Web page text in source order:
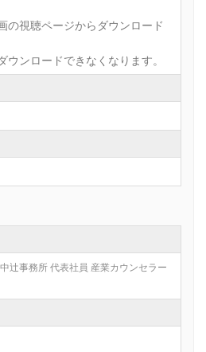
の視聴ページからダウンロード
ンロードできなくなります。
辻事務所 代表社員 産業カウンセラー